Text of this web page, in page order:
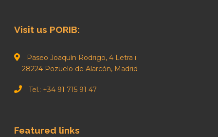
Visit us PORIB:
Paseo Joaquín Rodrigo, 4 Letra i
28224 Pozuelo de Alarcón, Madrid
Tel.: +34 91 715 91 47
Featured links